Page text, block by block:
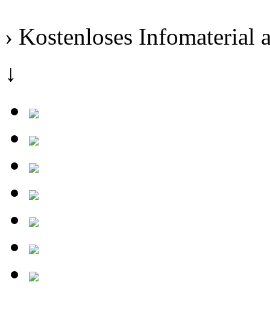
› Kostenloses Infomaterial
↓